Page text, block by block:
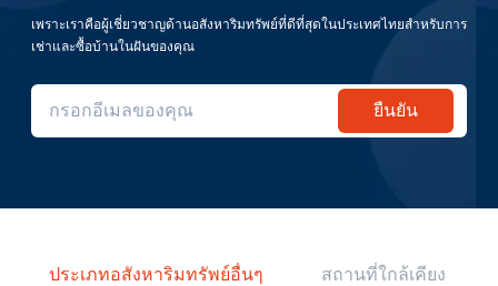
เพราะเราคือผู้เชี่ยวชาญด้านอสังหาริมทรัพย์ที่ดีที่สุดในประเทศไทยสำหรับการ
เช่าและซื้อบ้านในฝันของคุณ
ยืนยัน
ประเภทอสังหาริมทรัพย์อื่นๆ สถานที่ใกล้เคียง